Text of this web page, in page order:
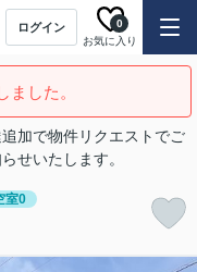
ログイン
お気に入り
0
ました。
加で物件リクエストでご
せいたします。
室0